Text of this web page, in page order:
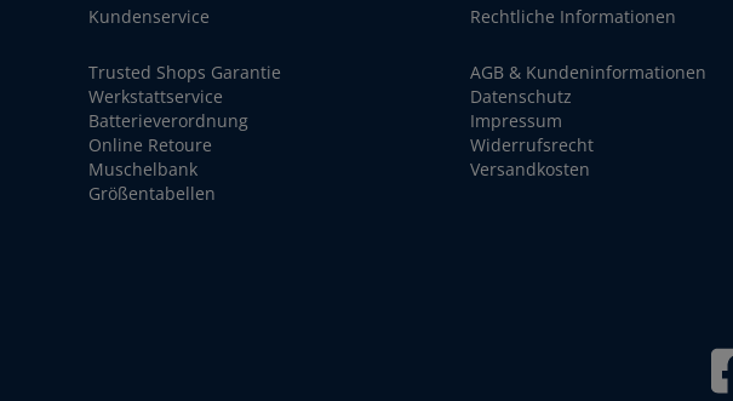
Kundenservice
Trusted Shops Garantie
Werkstattservice
Batterieverordnung
Online Retoure
Muschelbank
Größentabellen
Rechtliche Informationen
AGB & Kundeninformationen
Datenschutz
Impressum
Widerrufsrecht
Versandkosten